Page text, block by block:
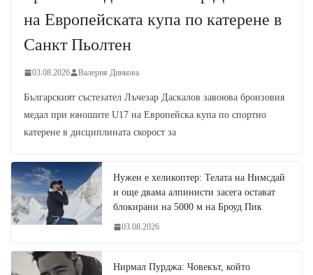
на Европейската купа по катерене в
Санкт Пьолтен
03.08.2026 Валерия Динкова
Българският състезател Лъчезар Даскалов завоюва бронзовия
медал при юношите U17 на Европейска купа по спортно
катерене в дисциплината скорост за
Нужен е хеликоптер: Телата на Нимсдай
и още двама алпинисти засега остават
блокирани на 5000 м на Броуд Пик
03.08.2026
Нирмал Пурджа: Човекът, който